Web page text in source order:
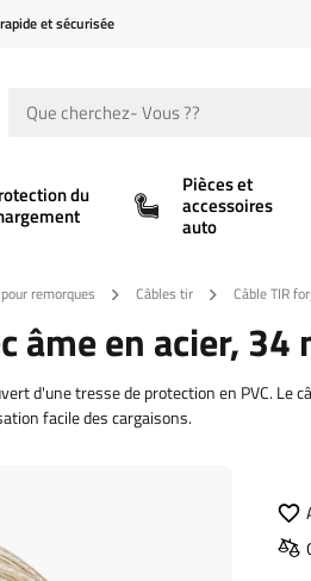
et sécurisée
du Pièces et
accessoires
auto
remorques Câbles tir Câble TIR
âme en acier, 34
d'une tresse de protection en PVC.
facile des cargaisons.